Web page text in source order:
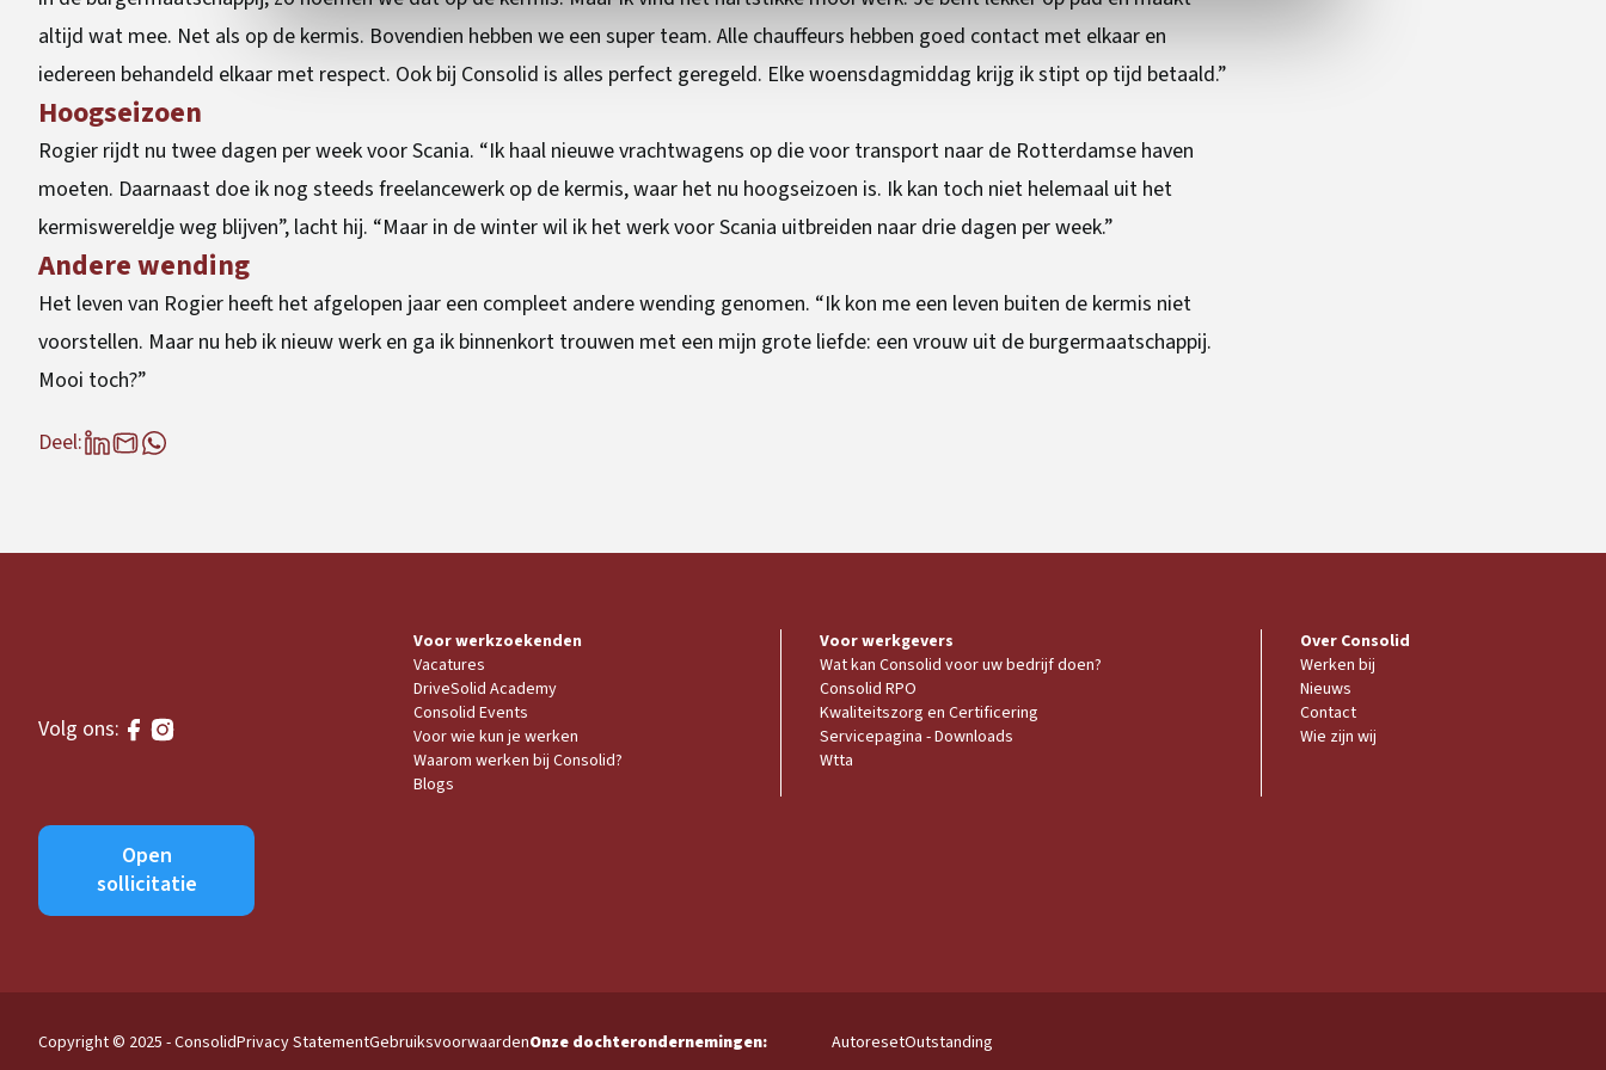
altijd wat mee. Net als op de kermis. Bovendien hebben we een super team. Alle chauffeurs hebben goed contact met elkaar en
iedereen behandeld elkaar met respect. Ook bij Consolid is alles perfect geregeld. Elke woensdagmiddag krijg ik stipt op tijd betaald.”
Hoogseizoen
Rogier rijdt nu twee dagen per week voor Scania. “Ik haal nieuwe vrachtwagens op die voor transport naar de Rotterdamse haven
moeten. Daarnaast doe ik nog steeds freelancewerk op de kermis, waar het nu hoogseizoen is. Ik kan toch niet helemaal uit het
kermiswereldje weg blijven”, lacht hij. “Maar in de winter wil ik het werk voor Scania uitbreiden naar drie dagen per week.”
Andere wending
Het leven van Rogier heeft het afgelopen jaar een compleet andere wending genomen. “Ik kon me een leven buiten de kermis niet
voorstellen. Maar nu heb ik nieuw werk en ga ik binnenkort trouwen met een mijn grote liefde: een vrouw uit de burgermaatschappij.
Mooi toch?”
Deel:
Volg ons:
Open
sollicitatie
Voor werkzoekenden
Vacatures
DriveSolid Academy
Consolid Events
Voor wie kun je werken
Waarom werken bij Consolid?
Blogs
Voor werkgevers
Wat kan Consolid voor uw bedrijf doen?
Consolid RPO
Kwaliteitszorg en Certificering
Servicepagina - Downloads
Wtta
Over Consolid
Werken bij
Nieuws
Contact
Wie zijn wij
Copyright © 2025 - ConsolidPrivacy StatementGebruiksvoorwaarden AutoresetOutstanding